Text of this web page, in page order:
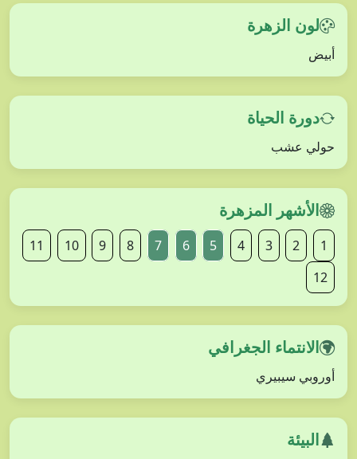
لون الزهرة
أبيض
دورة الحياة
حولي عشب
الأشهر المزهرة
1
2
3
4
5
6
7
8
9
10
11
12
الانتماء الجغرافي
أوروبي سيبيري
البيئة